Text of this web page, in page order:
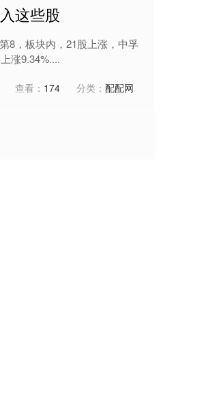
这些股
8，板块内，21股上涨，中孚
涨9.34%....
查看： 174 分类： 配配网